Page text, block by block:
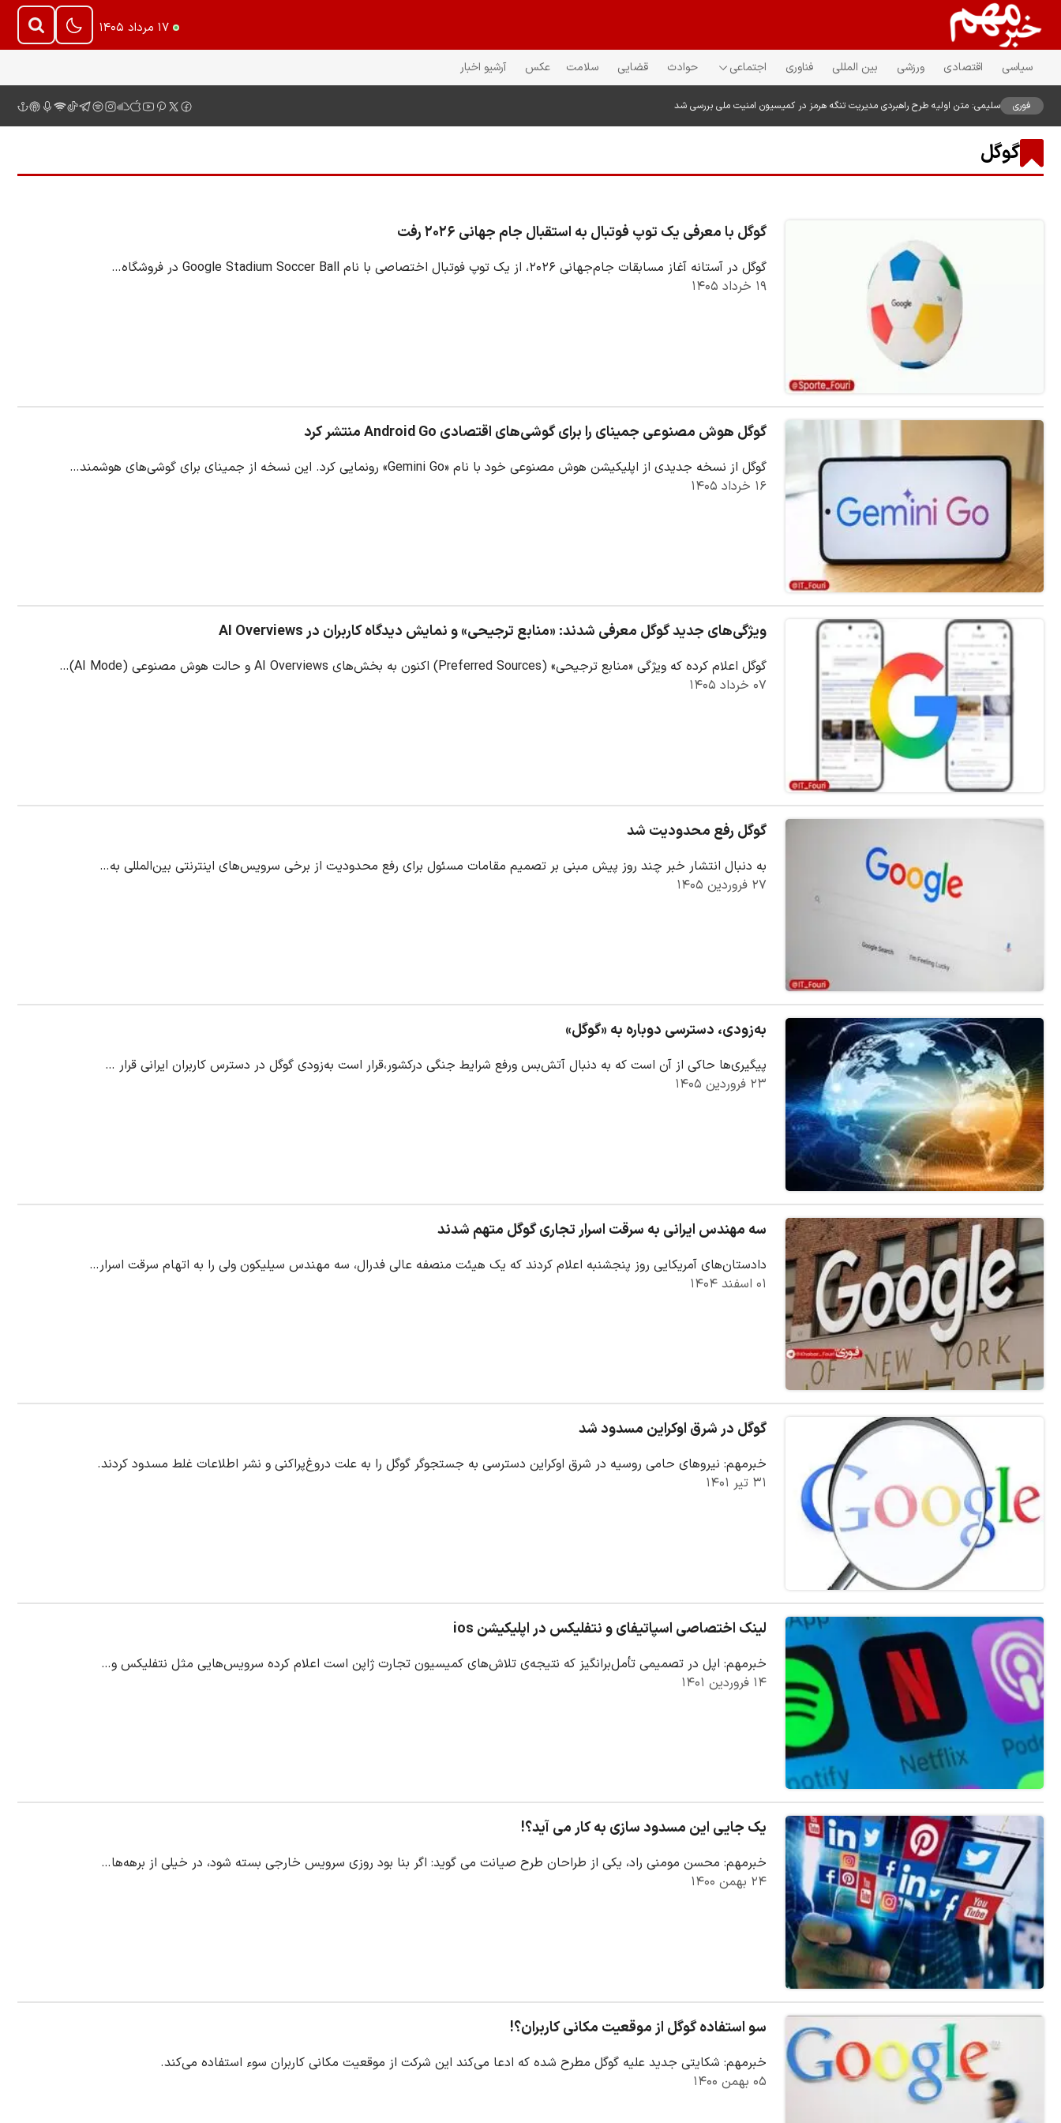
۱۷ مرداد ۱۴۰۵
سیاسی اقتصادی ورزشی بین المللی فناوری اجتماعی حوادث قضایی سلامت عکس آرشیو اخبار
فوری سلیمی: متن اولیه طرح راهبردی مدیریت تنگه هرمز در کمیسیون امنیت ملی بررسی شد
گوگل
گوگل با معرفی یک توپ فوتبال به استقبال جام جهانی ۲۰۲۶ رفت
گوگل در آستانه آغاز مسابقات جام‌جهانی ۲۰۲۶، از یک توپ فوتبال اختصاصی با نام Google Stadium Soccer Ball در فروشگاه…
۱۹ خرداد ۱۴۰۵
گوگل هوش مصنوعی جمینای را برای گوشی‌های اقتصادی Android Go منتشر کرد
گوگل از نسخه جدیدی از اپلیکیشن هوش مصنوعی خود با نام «Gemini Go» رونمایی کرد. این نسخه از جمینای برای گوشی‌های هوشمند…
۱۶ خرداد ۱۴۰۵
ویژگی‌های جدید گوگل معرفی شدند: «منابع ترجیحی» و نمایش دیدگاه کاربران در AI Overviews
گوگل اعلام کرده که ویژگی «منابع ترجیحی» (Preferred Sources) اکنون به بخش‌های AI Overviews و حالت هوش مصنوعی (AI Mode)…
۰۷ خرداد ۱۴۰۵
گوگل رفع محدودیت شد
به دنبال انتشار خبر چند روز پیش مبنی بر تصمیم مقامات مسئول برای رفع محدودیت از برخی سرویس‌های اینترنتی بین‌المللی به…
۲۷ فروردین ۱۴۰۵
به‌زودی، دسترسی دوباره به «گوگل»
پیگیری‌ها حاکی از آن است که به دنبال آتش‌بس ورفع شرایط جنگی درکشور،قرار است به‌زودی گوگل در دسترس کاربران ایرانی قرار …
۲۳ فروردین ۱۴۰۵
سه مهندس ایرانی به سرقت اسرار تجاری گوگل متهم شدند
دادستان‌های آمریکایی روز پنجشنبه اعلام کردند که یک هیئت منصفه عالی فدرال، سه مهندس سیلیکون ولی را به اتهام سرقت اسرار…
۰۱ اسفند ۱۴۰۴
گوگل در شرق اوکراین مسدود شد
خبرمهم: نیروهای حامی روسیه در شرق اوکراین دسترسی به جستجوگر گوگل را به علت دروغ‌پراکنی و نشر اطلاعات غلط مسدود کردند.
۳۱ تیر ۱۴۰۱
لینک اختصاصی اسپاتیفای و نتفلیکس در اپلیکیشن ios
خبرمهم: اپل در تصمیمی تأمل‌برانگیز که نتیجه‌ی تلاش‌های کمیسیون تجارت ژاپن است اعلام کرده سرویس‌هایی مثل نتفلیکس و…
۱۴ فروردین ۱۴۰۱
یک جایی این مسدود سازی به کار می آید؟!
خبرمهم: محسن مومنی راد، یکی از طراحان طرح صیانت می گوید: اگر بنا بود روزی سرویس خارجی بسته شود، در خیلی از برهه‌ها…
۲۴ بهمن ۱۴۰۰
سو استفاده گوگل از موقعیت مکانی کاربران؟!
خبرمهم: شکایتی جدید علیه گوگل مطرح شده که ادعا می‌کند این شرکت از موقعیت مکانی کاربران سوء استفاده می‌کند.
۰۵ بهمن ۱۴۰۰